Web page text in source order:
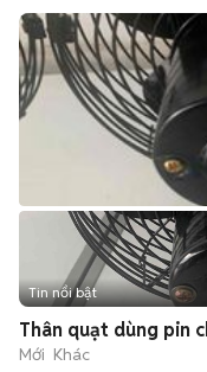
Tin nổi bật
Thân quạt dùng pin
Mới Khác